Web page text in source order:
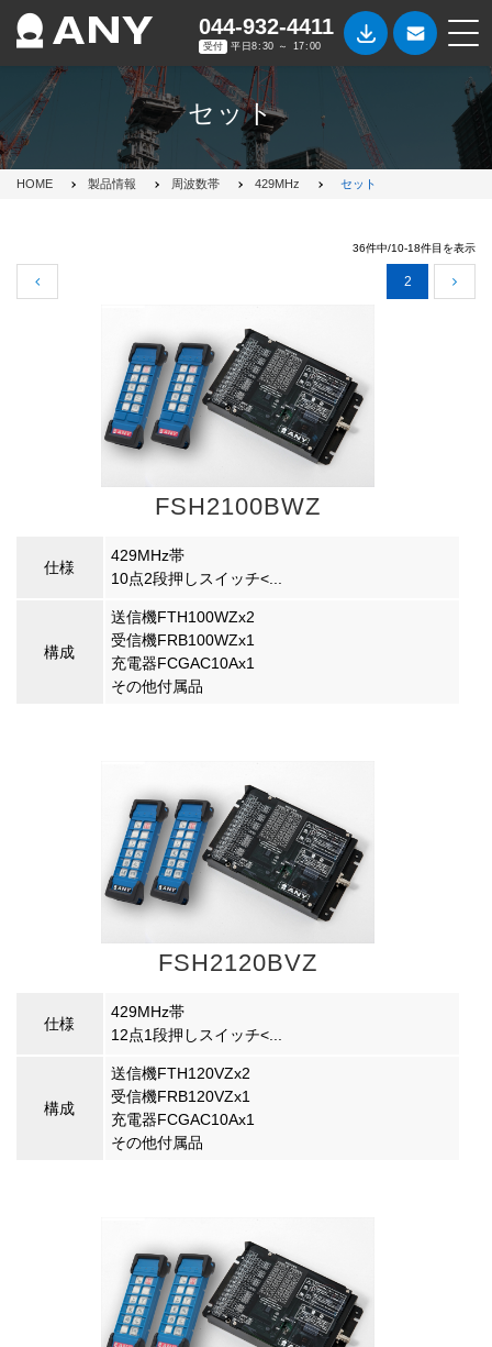
044-932-4411
受付 平日8:30 ～ 17:00
セット
HOME 製品情報 周波数帯 429MHz セット
36件中/10-18件目を表示
2
FSH2100BWZ
仕様
429MHz帯
10点2段押しスイッチ<...
構成
送信機FTH100WZx2
受信機FRB100WZx1
充電器FCGAC10Ax1
その他付属品
FSH2120BVZ
仕様
429MHz帯
12点1段押しスイッチ<...
構成
送信機FTH120VZx2
受信機FRB120VZx1
充電器FCGAC10Ax1
その他付属品